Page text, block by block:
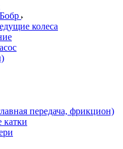
колеса
передача, фрикцион)